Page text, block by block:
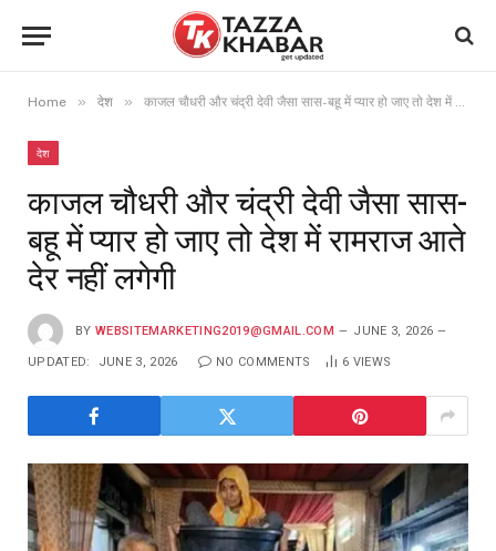
Home » देश » काजल चौधरी और चंद्री देवी जैसा सास-बहू में प्यार हो जाए तो देश में रामराज आते देर नहीं लगेगी
देश
काजल चौधरी और चंद्री देवी जैसा सास-
बहू में प्यार हो जाए तो देश में रामराज आते
देर नहीं लगेगी
BY WEBSITEMARKETING2019@GMAIL.COM JUNE 3, 2026
UPDATED: JUNE 3, 2026 NO COMMENTS 6 VIEWS